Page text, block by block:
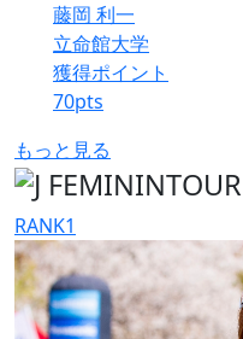
藤岡 利一
立命館大学
獲得ポイント
70pts
もっと見る
RANK1